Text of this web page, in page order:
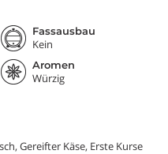
Fassausbau
Kein
Aromen
Würzig
Gereifter Käse, Erste Kurse